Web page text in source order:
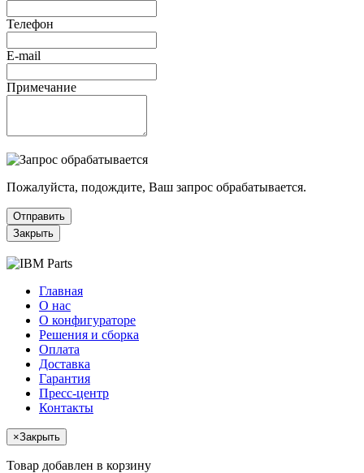
Телефон
E-mail
Примечание
Пожалуйста, подождите, Ваш запрос обрабатывается.
Отправить
Закрыть
Главная
О нас
О конфигураторе
Решения и сборка
Оплата
Доставка
Гарантия
Пресс-центр
Контакты
×Закрыть
Товар добавлен в корзину